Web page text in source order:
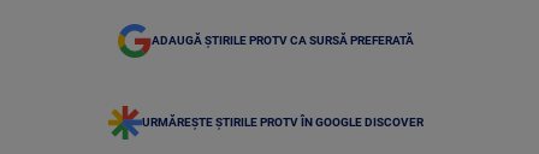
ADAUGĂ ȘTIRILE PROTV CA SURSĂ PREFERATĂ
URMĂREȘTE ȘTIRILE PROTV ÎN GOOGLE DISCOVER